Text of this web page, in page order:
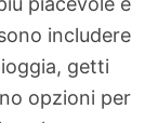
includere
getti
opzioni per